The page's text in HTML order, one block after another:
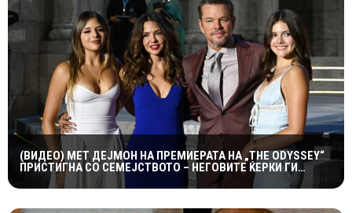
(ВИДЕО) МЕТ ДЕЈМОН НА ПРЕМИЕРАТА НА „THE ODYSSEY“
ПРИСТИГНА СО СЕМЕЈСТВОТО – НЕГОВИТЕ ЌЕРКИ ГИ
УКРАДОА СИТЕ ПОГЛЕДИ